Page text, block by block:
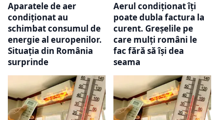
Aparatele de aer
condiționat au
schimbat consumul de
energie al europenilor.
Situația din România
surprinde
Aerul condiționat îți
poate dubla factura la
curent. Greșelile pe
care mulți români le
fac fără să își dea
seama